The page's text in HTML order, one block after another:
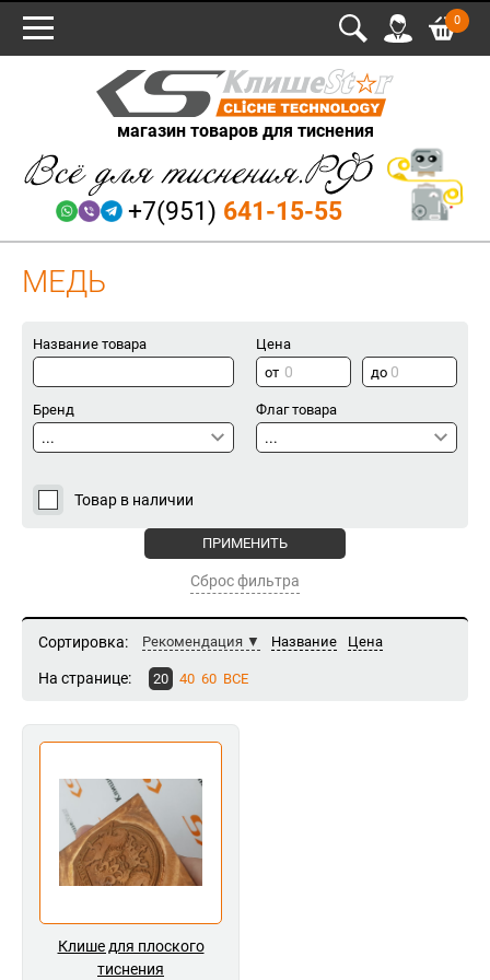
0
магазин товаров для тиснения
+7(951) 641-15-55
МЕДЬ
Название товара Цена
Бренд
...
Флаг товара
...
Товар в наличии
Сброс фильтра
Сортировка: Рекомендация Название Цена
На странице: 20 40 60 ВСЕ
Клише для плоского
тиснения